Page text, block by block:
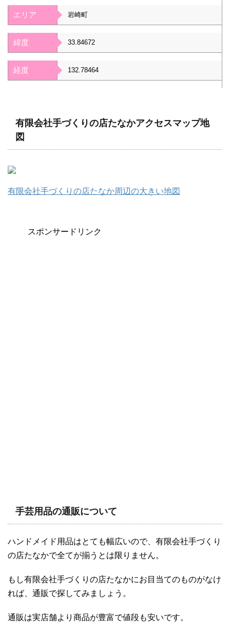
エリア 岩崎町
緯度 33.84672
経度 132.78464
有限会社手づくりの店たなかアクセスマップ地
図
有限会社手づくりの店たなか周辺の大きい地図
スポンサードリンク
手芸用品の通販について
ハンドメイド用品はとても幅広いので、有限会社手づくり
の店たなかで全てが揃うとは限りません。
もし有限会社手づくりの店たなかにお目当てのものがなけ
れば、通販で探してみましょう。
通販は実店舗より商品が豊富で値段も安いです。